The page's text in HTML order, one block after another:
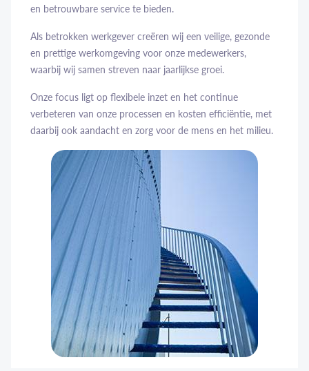
en betrouwbare service te bieden.
Als betrokken werkgever creëren wij een veilige, gezonde
en prettige werkomgeving voor onze medewerkers,
waarbij wij samen streven naar jaarlijkse groei.
Onze focus ligt op flexibele inzet en het continue
verbeteren van onze processen en kosten efficiëntie, met
daarbij ook aandacht en zorg voor de mens en het milieu.